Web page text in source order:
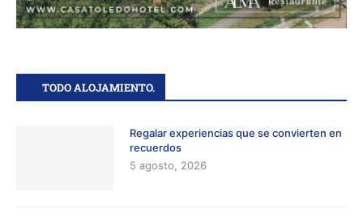
TODO ALOJAMIENTO.
Regalar experiencias que se convierten en
recuerdos
5 agosto, 2026